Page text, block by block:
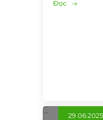
Đọc
29.06.2025